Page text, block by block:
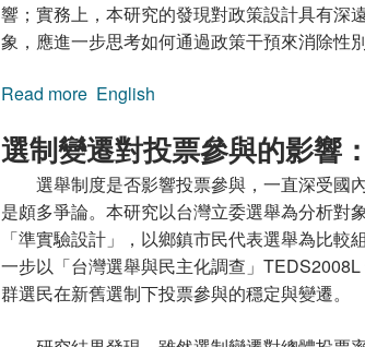
響；實務上，本研究的發現對政策設計具有深
象，應進一步思考如何通過政策干預來消除性
Read more about 性別、政治知識與投票參與
English
選制變遷對投票參與的影響
選舉制度是否影響投票參與，一直深受國
是頗多爭論。本研究以台灣立委選舉為分析對
「準實驗設計」，以鄉鎮市民代表選舉為比
一步以「台灣選舉與民主化調查」
群選民在新舊選制下投票參與的穩定與變遷。